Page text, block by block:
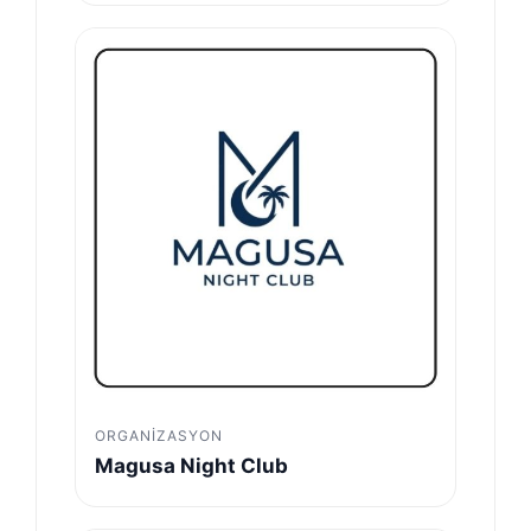
ORGANIZASYON
Magusa Night Club